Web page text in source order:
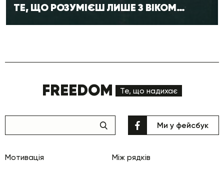
ТЕ, ЩО РОЗУМІЄШ ЛИШЕ З ВІКОМ…
FREEDOM Те, що надихає
Мотивація
Між рядків
Ми у фейсбук